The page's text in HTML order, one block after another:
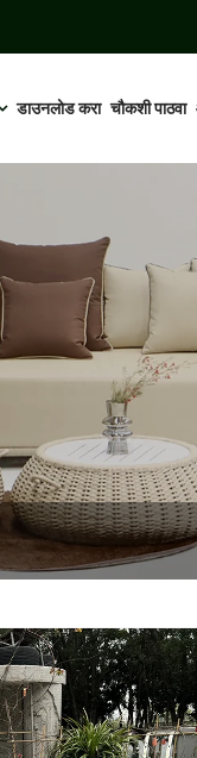
डाउनलोड करा चौकशी पाठवा